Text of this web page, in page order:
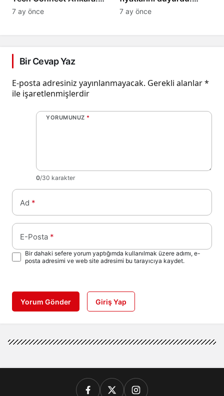
Teknoloji Devrimi
7 ay önce
Baldo, cammeo ve
7 ay önce
Bir Cevap Yaz
E-posta adresiniz yayınlanmayacak. Gerekli alanlar*
ile işaretlenmişlerdir
YORUMUNUZ *
0/30 karakter
Ad *
E-Posta *
Bir dahaki sefere yorum yaptığımda kullanılmak üzere adımı, e-
posta adresimi ve web site adresimi bu tarayıcıya kaydet.
Yorum Gönder Giriş Yap